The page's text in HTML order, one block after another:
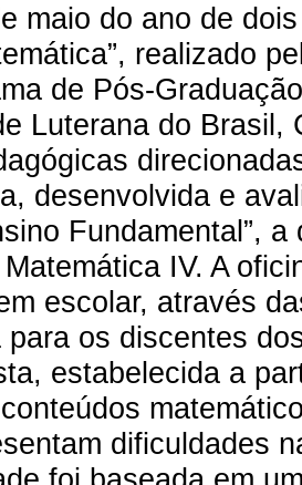
maio do ano de
realizado
de Pós-
Luterana do
desenvolvida e
Fundamental”,
IV. A
escolar, através
para os discentes
estabelecida a
dificuldades